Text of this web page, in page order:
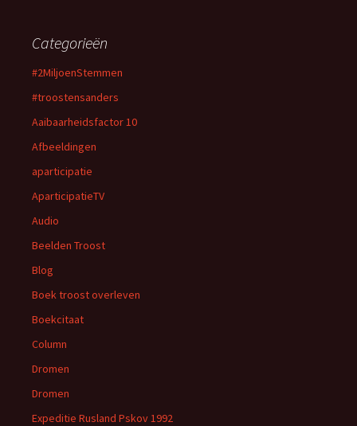
Categorieën
#2MiljoenStemmen
#troostensanders
Aaibaarheidsfactor 10
Afbeeldingen
aparticipatie
AparticipatieTV
Audio
Beelden Troost
Blog
Boek troost overleven
Boekcitaat
Column
Dromen
Dromen
Expeditie Rusland Pskov 1992